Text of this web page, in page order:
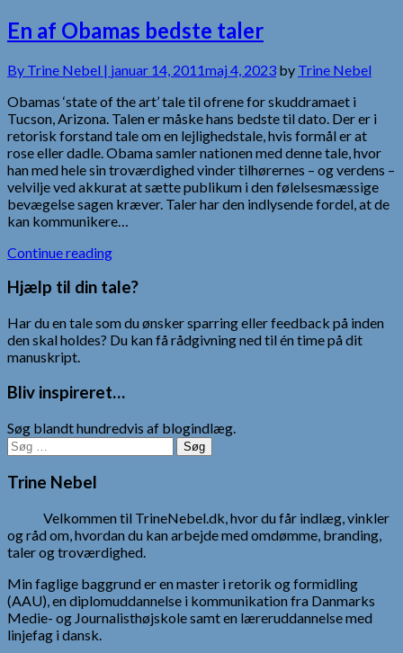
En af Obamas bedste taler
By Trine Nebel | januar 14, 2011maj 4, 2023 by Trine Nebel
Obamas ‘state of the art’ tale til ofrene for skuddramaet i
Tucson, Arizona. Talen er måske hans bedste til dato. Der er i
retorisk forstand tale om en lejlighedstale, hvis formål er at
rose eller dadle. Obama samler nationen med denne tale, hvor
han med hele sin troværdighed vinder tilhørernes – og verdens –
velvilje ved akkurat at sætte publikum i den følelsesmæssige
bevægelse sagen kræver. Taler har den indlysende fordel, at de
kan kommunikere…
Continue reading
Hjælp til din tale?
Har du en tale som du ønsker sparring eller feedback på inden
den skal holdes? Du kan få rådgivning ned til én time på dit
manuskript.
Bliv inspireret…
Søg blandt hundredvis af blogindlæg.
Søg
efter:
Trine Nebel
Velkommen til TrineNebel.dk, hvor du får indlæg, vinkler
og råd om, hvordan du kan arbejde med omdømme, branding,
taler og troværdighed.
Min faglige baggrund er en master i retorik og formidling
(AAU), en diplomuddannelse i kommunikation fra Danmarks
Medie- og Journalisthøjskole samt en læreruddannelse med
linjefag i dansk.